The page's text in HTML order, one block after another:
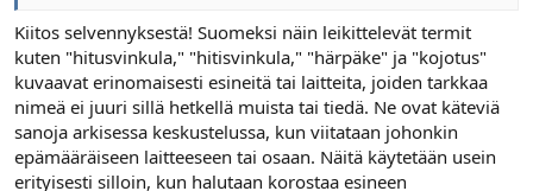
Kiitos selvennyksestä! Suomeksi näin leikittelevät termit
kuten "hitusvinkula," "hitisvinkula," "härpäke" ja "kojotus"
kuvaavat erinomaisesti esineitä tai laitteita, joiden tarkkaa
nimeä ei juuri sillä hetkellä muista tai tiedä. Ne ovat käteviä
sanoja arkisessa keskustelussa, kun viitataan johonkin
epämääräiseen laitteeseen tai osaan. Näitä käytetään usein
erityisesti silloin, kun halutaan korostaa esineen